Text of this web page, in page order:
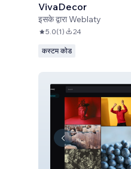
VivaDecor
इसके द्वाराWeblaty
5.0(1) 24
कस्टम कोड